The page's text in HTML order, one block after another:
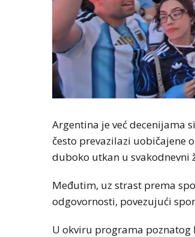
Argentina je već decenijama
često prevazilazi uobičajene
duboko utkan u svakodnevni
Međutim, uz strast prema
odgovornosti, povezujući
U okviru programa poznatog